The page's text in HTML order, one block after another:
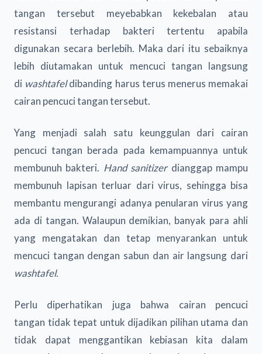
tangan tersebut meyebabkan kekebalan atau
resistansi terhadap bakteri tertentu apabila
digunakan secara berlebih. Maka dari itu sebaiknya
lebih diutamakan untuk mencuci tangan langsung
di washtafeldibanding harus terus menerus memakai
cairan pencuci tangan tersebut.
Yang menjadi salah satu keunggulan dari cairan
pencuci tangan berada pada kemampuannya untuk
membunuh bakteri. Hand sanitizer dianggap mampu
membunuh lapisan terluar dari virus, sehingga bisa
membantu mengurangi adanya penularan virus yang
ada di tangan. Walaupun demikian, banyak para ahli
yang mengatakan dan tetap menyarankan untuk
mencuci tangan dengan sabun dan air langsung dari
washtafel.
Perlu diperhatikan juga bahwa cairan pencuci
tangan tidak tepat untuk dijadikan pilihan utama dan
tidak dapat menggantikan kebiasan kita dalam